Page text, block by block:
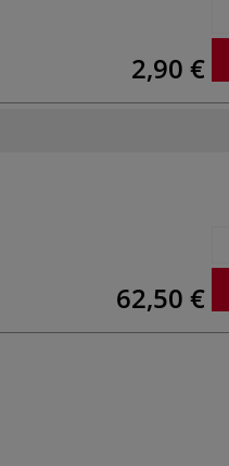
2,90 €
62,50 €